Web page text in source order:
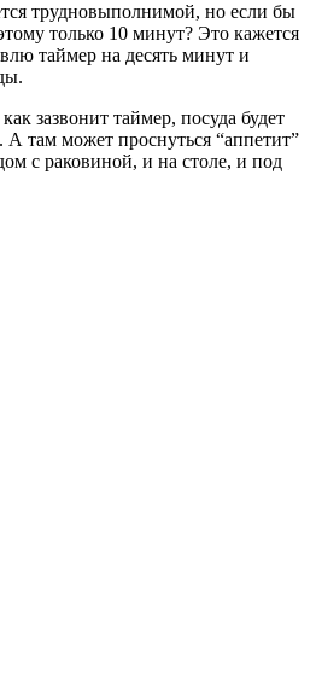
трудновыполнимой, но если бы
только 10 минут? Это кажется
таймер на десять минут и
зазвонит таймер, посуда будет
там может проснуться “аппетит”
с раковиной, и на столе, и под